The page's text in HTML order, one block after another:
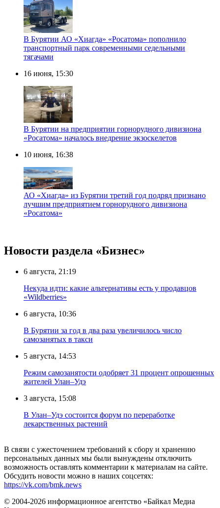
В Бурятии АО «Хиагда» «Росатома» пополнило
транспортный парк современными седельными
тягачами
16 июня, 15:30
В Бурятии на предприятии горнорудного дивизиона
«Росатома» началось внедрение экзоскелетов
10 июня, 16:38
АО «Хиагда» из Бурятии третий год подряд признано
лучшим предприятием горнорудного дивизиона
«Росатома»
Новости раздела «Бизнес»
6 августа, 21:19
Некуда идти: какие альтернативы есть у продавцов
«Wildberries»
6 августа, 10:36
В Бурятии за год в два раза увеличилось число
самозанятых в такси
5 августа, 14:53
Режим самозанятости одобряет 31 процент опрошенных
жителей Улан–Удэ
3 августа, 15:08
В Улан–Удэ состоится форум по переработке
лекарственных растений
В связи с ужесточением требований к сбору и хранению
персональных данных мы были вынуждены отключить
возможность оставлять комментарии к материалам на сайте.
Обсудить новости можно в наших соцсетях:
https://vk.com/bmk.news
© 2004-2026 информационное агентство «Байкал Медиа